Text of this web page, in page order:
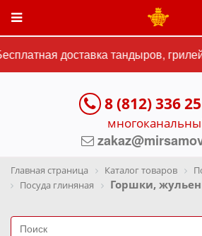
доставка тандыров,
8 (812) 336
Главная страница Каталог товаров
Посуда глиняная
Горшки,